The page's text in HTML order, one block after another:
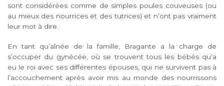
sont considérées comme de simples poules couveuses (ou
au mieux des nourrices et des tutrices) et n’ont pas vraiment
leur mot à dire.
En tant qu’aînée de la famille, Bragante a la charge de
s’occuper du gynécée, où se trouvent tous les bébés qu’a
eu le roi avec ses différentes épouses, qui ne survivent pas à
l’accouchement après avoir mis au monde des nourrissons